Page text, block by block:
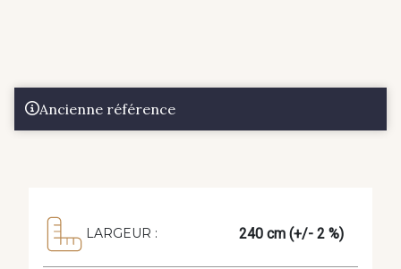
Ancienne référence
LARGEUR : 240 cm (+/- 2 %)